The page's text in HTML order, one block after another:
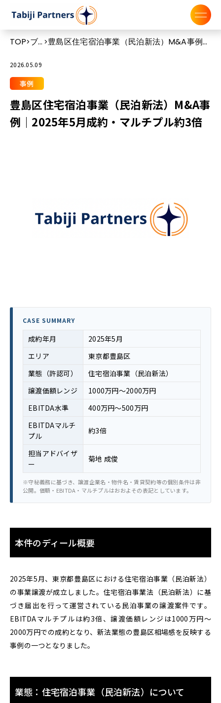
TOP>ブ
グ
>豊島区住宅宿泊事業（民泊新法）M&A事例｜
2026.05.09
事例
豊島区住宅宿泊事業（民泊新法）M&A事
例｜2025年5月成約・マルチプル約3倍
CASE SUMMARY
成約年月
2025年5月
エリア
東京都豊島区
業態（許認可）
住宅宿泊事業（民泊新法）
譲渡価額レンジ
1000万円〜2000万円
EBITDA水準
400万円〜500万円
EBITDAマルチ
プル
約3倍
担当アドバイザ
ー
菊地 成俊
※守秘義務に基づき、譲渡企業名・物件名・賃貸契約等の個別条件は非
公開。価額・EBITDA・マルチプルはおおよその表記としています。
本件のディール概要
2025年5月、東京都豊島区における住宅宿泊事業（民泊新法）
の事業譲渡が成立しました。住宅宿泊事業法（民泊新法）に基
づき届出を行って運営されている民泊事業の譲渡案件です。
EBITDAマルチプルは約3倍、譲渡価額レンジは1000万円〜
2000万円での成約となり、新法業態の豊島区相場感を反映する
事例の一つとなりました。
業態：住宅宿泊事業（民泊新法）について